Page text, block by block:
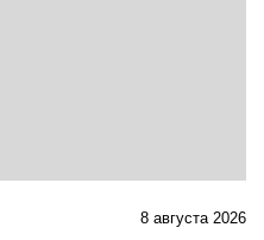
8 августа 2026